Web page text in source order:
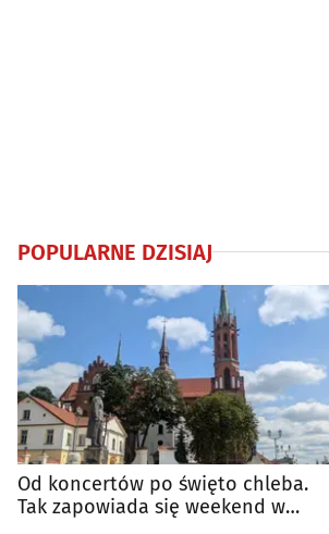
POPULARNE DZISIAJ
Od koncertów po święto chleba.
Tak zapowiada się weekend w